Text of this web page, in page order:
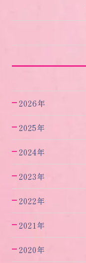
2026年
2025年
2024年
2023年
2022年
2021年
2020年